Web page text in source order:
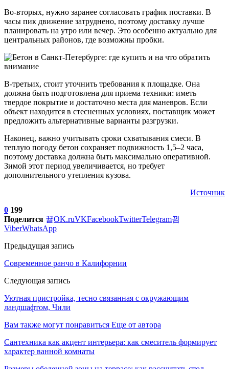
Во-вторых, нужно заранее согласовать график поставки. В
часы пик движение затруднено, поэтому доставку лучше
планировать на утро или вечер. Это особенно актуально для
центральных районов, где возможны пробки.
В-третьих, стоит уточнить требования к площадке. Она
должна быть подготовлена для приема техники: иметь
твердое покрытие и достаточно места для маневров. Если
объект находится в стесненных условиях, поставщик может
предложить альтернативные варианты разгрузки.
Наконец, важно учитывать сроки схватывания смеси. В
теплую погоду бетон сохраняет подвижность 1,5–2 часа,
поэтому доставка должна быть максимально оперативной.
Зимой этот период увеличивается, но требует
дополнительного утепления кузова.
Источник
0 199
Поделится
OK.ruVKFacebookTwitterTelegram
ViberWhatsApp
Предыдущая запись
Современное ранчо в Калифорнии
Следующая запись
Уютная пристройка, тесно связанная с окружающим
ландшафтом, Чили
Вам также могут понравиться Еще от автора
Сантехника как акцент интерьера: как смеситель формирует
характер ванной комнаты